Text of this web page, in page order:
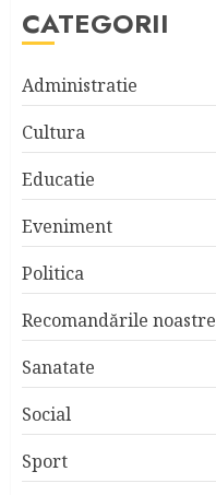
CATEGORII
Administratie
Cultura
Educatie
Eveniment
Politica
Recomandările noastre
Sanatate
Social
Sport